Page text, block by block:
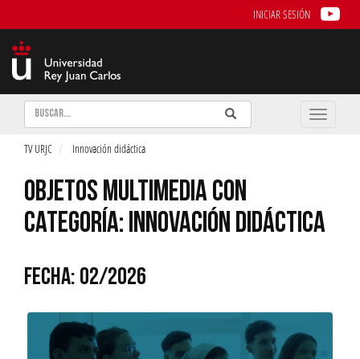
INICIAR SESIÓN
Buscar Enviar
Buscar
Toggle
TV URJC Innovación didáctica
OBJETOS MULTIMEDIA CON
CATEGORÍA: INNOVACIÓN DIDÁCTICA
FECHA: 02/2026